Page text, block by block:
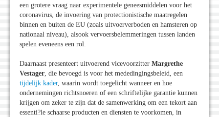
een grotere vraag naar experimentele geneesmiddelen voor het
coronavirus, de invoering van protectionistische maatregelen
binnen en buiten de EU (zoals uitvoerverboden en hamsteren op
nationaal niveau), alsook vervoersbelemmeringen tussen landen
spelen eveneens een rol.
Daarnaast presenteert uitvoerend vicevoorzitter Margrethe
Vestager, die bevoegd is voor het mededingingsbeleid, een
tijdelijk kader, waarin wordt toegelicht wanneer en hoe
ondernemingen richtsnoeren of een schriftelijke garantie kunnen
krijgen om zeker te zijn dat de samenwerking om een tekort aan
essenti?le schaarse producten en diensten te voorkomen, in